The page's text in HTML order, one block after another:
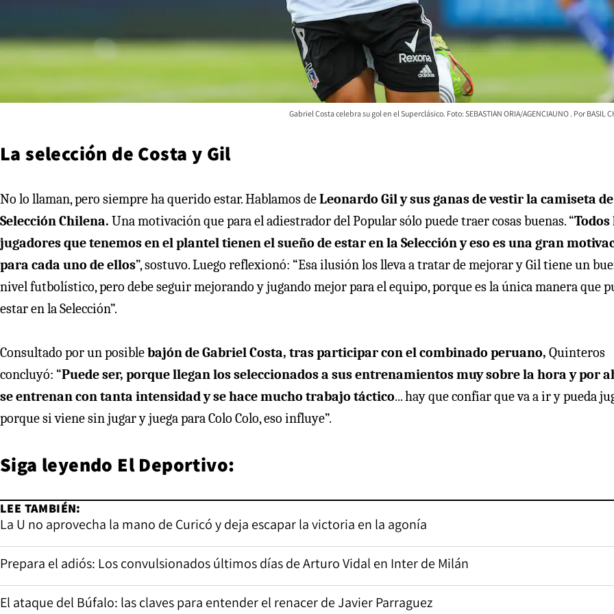
Gabriel Costa celebra su gol en el Superclásico. Foto: SEBASTIAN ORIA/AGENCIAUNO BASIL
La selección de Costa y Gil
No lo llaman, pero siempre ha querido estar. Hablamos deLeonardo Gil y sus ganas de vestir la camiseta
Selección Chilena. Una motivación que para el adiestrador del Popular sólo puede traer cosas buenas. “Todos
jugadores que tenemos en el plantel tienen el sueño de estar en la Selección y eso es una gran
para cada uno de ellos”, sostuvo. Luego reflexionó: “Esa ilusión los lleva a tratar de mejorar y Gil tiene un
nivel futbolístico, pero debe seguir mejorando y jugando mejor para el equipo, porque es la única manera que
estar en la Selección”.
Consultado por un posiblebajón de Gabriel Costa, tras participar con el combinado peruano, Quinteros
concluyó: “Puede ser, porque llegan los seleccionados a sus entrenamientos muy sobre la hora y por
se entrenan con tanta intensidad y se hace mucho trabajo táctico... hay que confiar que va a ir y pueda
porque si viene sin jugar y juega para Colo Colo, eso influye”.
Siga leyendo El Deportivo:
LEE TAMBIÉN:
La U no aprovecha la mano de Curicó y deja escapar la victoria en la agonía
Prepara el adiós: Los convulsionados últimos días de Arturo Vidal en Inter de Milán
El ataque del Búfalo: las claves para entender el renacer de Javier Parraguez